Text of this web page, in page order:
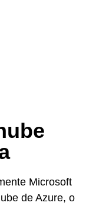
Microsoft
de Azure, o